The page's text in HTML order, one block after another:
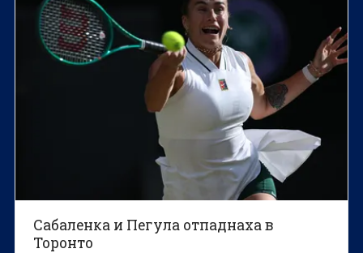
Сабаленка и Пегула отпаднаха в
Торонто